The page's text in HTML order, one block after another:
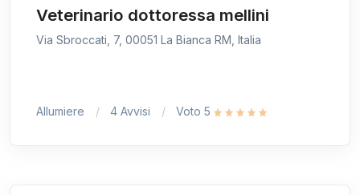
Veterinario dottoressa mellini
Via Sbroccati, 7, 00051 La Bianca RM, Italia
Allumiere 4 Avvisi Voto 5